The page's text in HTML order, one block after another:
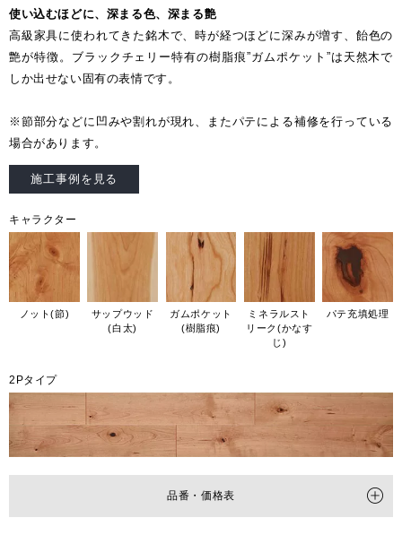
使い込むほどに、深まる色、深まる艶
高級家具に使われてきた銘木で、時が経つほどに深みが増す、飴色の
艶が特徴。ブラックチェリー特有の樹脂痕”ガムポケット”は天然木で
しか出せない固有の表情です。
※節部分などに凹みや割れが現れ、またパテによる補修を行っている
場合があります。
施工事例を見る
キャラクター
ノット(節)
サップウッド
(白太)
ガムポケット
(樹脂痕)
ミネラルスト
リーク(かなす
じ)
パテ充填処理
2Pタイプ
品番・価格表